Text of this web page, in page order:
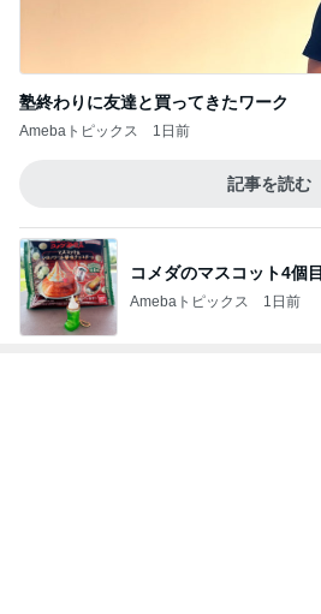
塾終わりに友達と買ってきたワーク
Amebaトピックス 1日前
記事を読む
コメダのマスコット4個
Amebaトピックス 1日前